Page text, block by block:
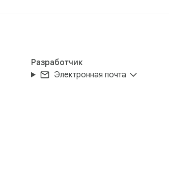
Разработчик
Электронная почта